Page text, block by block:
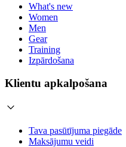
What's new
Women
Men
Gear
Training
Izpārdošana
Klientu apkalpošana
Tava pasūtījuma piegāde
Maksājumu veidi